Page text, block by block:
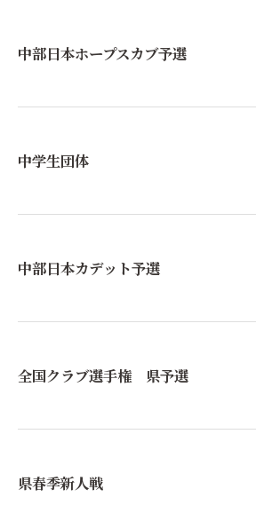
中部日本ホープスカブ予選
中学生団体
中部日本カデット予選
全国クラブ選手権 県予選
県春季新人戦